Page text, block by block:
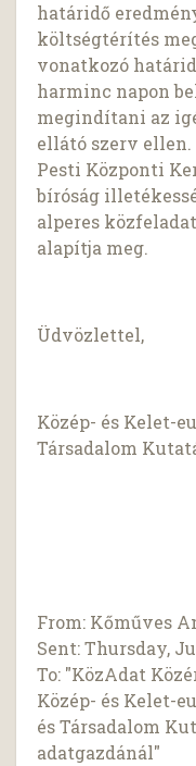
határidő
költségtérítés
vonatkozó
harminc napon
megindítani az
ellátó szerv ellen.
Pesti Központi
bíróság
alperes
alapítja meg.
Üdvözlettel,
Közép- és Kelet-
Társadalom
From: Kőműves
Sent: Thursday,
To: "KözAdat
Közép- és Kelet-
és Társadalom
adatgazdánál"